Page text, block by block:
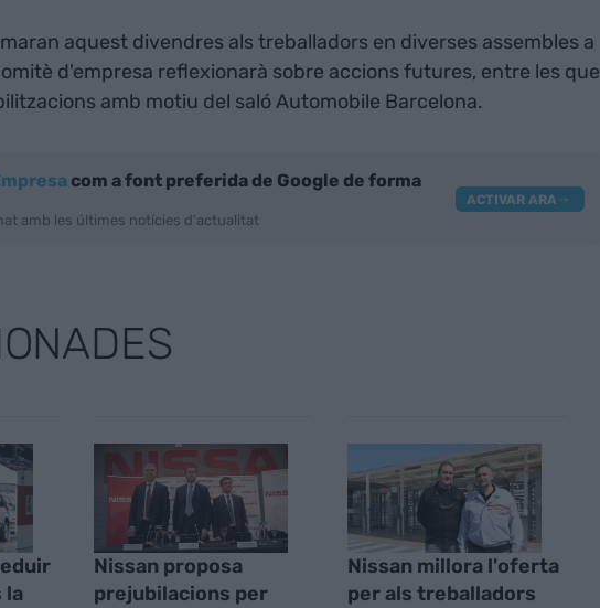
aquest divendres als treballadors en diverses assembles a
d'empresa reflexionarà sobre accions futures, entre les que
amb motiu del saló Automobile Barcelona.
com a font preferida de Google de forma
amb les últimes notícies d'actualitat
ACTIVAR ARA
la
Nissan proposa
prejubilacions per
Nissan millora l'oferta
per als treballadors